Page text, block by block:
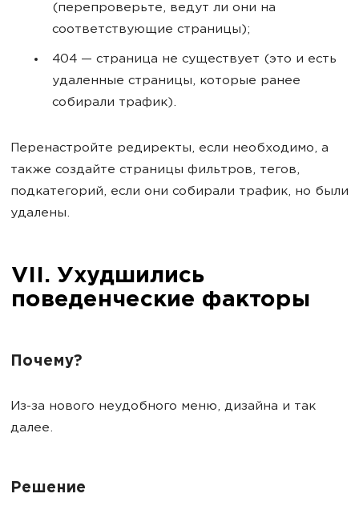
(перепроверьте, ведут ли они на
соответствующие страницы);
404 — страница не существует (это и есть
удаленные страницы, которые ранее
собирали трафик).
Перенастройте редиректы, если необходимо, а
также создайте страницы фильтров, тегов,
подкатегорий, если они собирали трафик, но были
удалены.
VII. Ухудшились
поведенческие факторы
Почему?
Из-за нового неудобного меню, дизайна и так
далее.
Решение